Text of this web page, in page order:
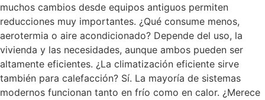
muchos cambios desde equipos antiguos permiten
reducciones muy importantes. ¿Qué consume menos,
aerotermia o aire acondicionado? Depende del uso, la
vivienda y las necesidades, aunque ambos pueden ser
altamente eficientes. ¿La climatización eficiente sirve
también para calefacción? Sí. La mayoría de sistemas
modernos funcionan tanto en frío como en calor. ¿Merece